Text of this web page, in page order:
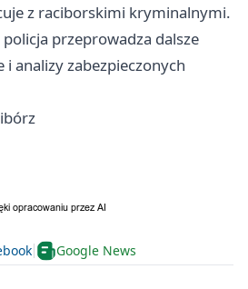
z raciborskimi kryminalnymi.
przeprowadza dalsze
analizy zabezpieczonych
Google News